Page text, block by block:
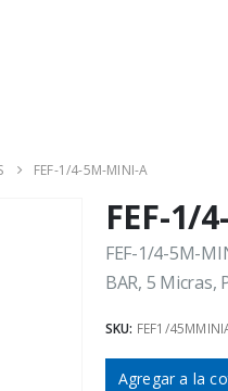
FEF-1/4-5M-MINI-A
FEF-1/
FEF-1/4-5M-
BAR, 5 Micras,
SKU: FEF1/
Agregar a la